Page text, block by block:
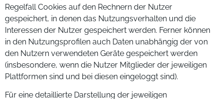
Regelfall Cookies auf den Rechnern der Nutzer
gespeichert, in denen das Nutzungsverhalten und die
Interessen der Nutzer gespeichert werden. Ferner können
in den Nutzungsprofilen auch Daten unabhängig der von
den Nutzern verwendeten Geräte gespeichert werden
(insbesondere, wenn die Nutzer Mitglieder der jeweiligen
Plattformen sind und bei diesen eingeloggt sind).
Für eine detaillierte Darstellung der jeweiligen